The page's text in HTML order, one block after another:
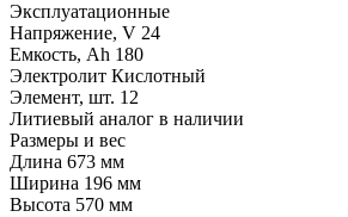
Эксплуатационные
Напряжение, V 24
Емкость, Ah 180
Электролит Кислотный
Элемент, шт. 12
Литиевый аналог в наличии
Размеры и вес
Длина 673 мм
Ширина 196 мм
Высота 570 мм